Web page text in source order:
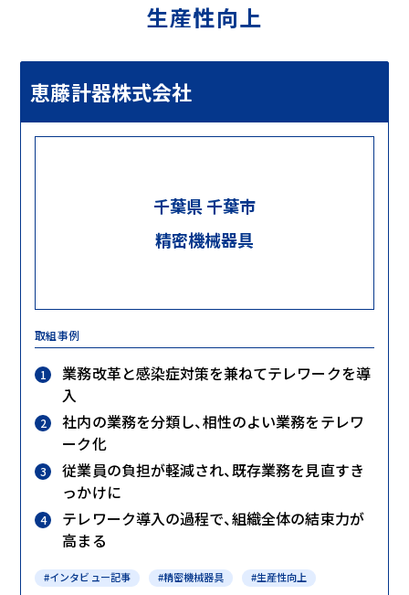
生産性向上
恵藤計器株式会社
千葉県 千葉市
精密機械器具
取組事例
業務改革と感染症対策を兼ねてテレワークを導
入
社内の業務を分類し、相性のよい業務をテレワ
ーク化
従業員の負担が軽減され、既存業務を見直すき
っかけに
テレワーク導入の過程で、組織全体の結束力が
高まる
#インタビュー記事 #精密機械器具
#生産性向上